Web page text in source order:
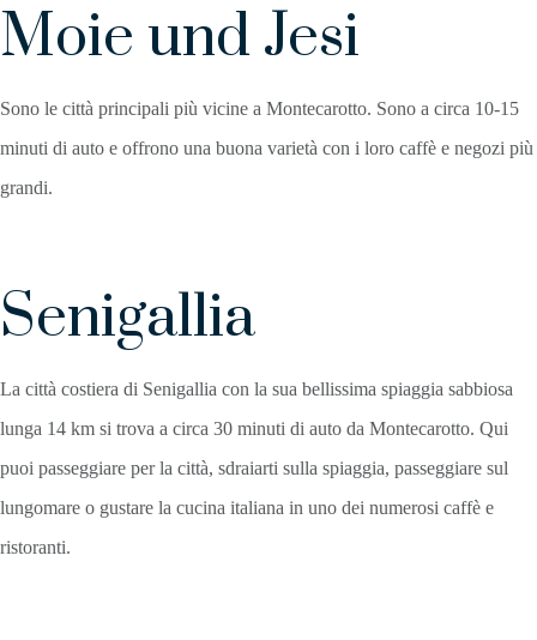
Moie und Jesi
Sono le città principali più vicine a Montecarotto. Sono a circa 10-15
minuti di auto e offrono una buona varietà con i loro caffè e negozi più
grandi.
Senigallia
La città costiera di Senigallia con la sua bellissima spiaggia sabbiosa
lunga 14 km si trova a circa 30 minuti di auto da Montecarotto. Qui
puoi passeggiare per la città, sdraiarti sulla spiaggia, passeggiare sul
lungomare o gustare la cucina italiana in uno dei numerosi caffè e
ristoranti.